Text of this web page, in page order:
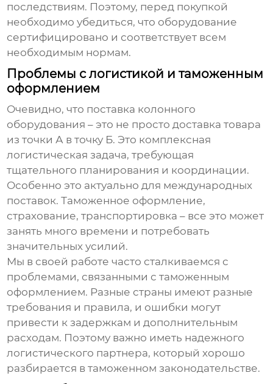
последствиям. Поэтому, перед покупкой
необходимо убедиться, что оборудование
сертифицировано и соответствует всем
необходимым нормам.
Проблемы с логистикой и таможенным
оформлением
Очевидно, что поставка колонного
оборудования – это не просто доставка товара
из точки А в точку Б. Это комплексная
логистическая задача, требующая
тщательного планирования и координации.
Особенно это актуально для международных
поставок. Таможенное оформление,
страхование, транспортировка – все это может
занять много времени и потребовать
значительных усилий.
Мы в своей работе часто сталкиваемся с
проблемами, связанными с таможенным
оформлением. Разные страны имеют разные
требования и правила, и ошибки могут
привести к задержкам и дополнительным
расходам. Поэтому важно иметь надежного
логистического партнера, который хорошо
разбирается в таможенном законодательстве.